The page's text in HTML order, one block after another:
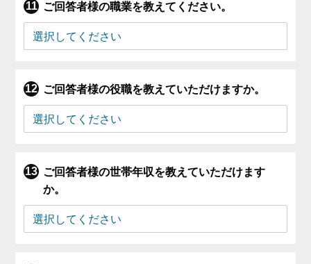
ご回答者様の職業を教えてください。
ご回答者様の役職を教えていただけますか。
ご回答者様の世帯年収を教えていただけます
か。